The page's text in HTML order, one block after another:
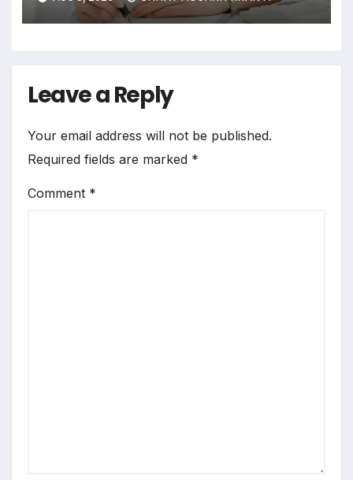
Leave a Reply
Your email address will not be published.
Required fields are marked *
Comment *